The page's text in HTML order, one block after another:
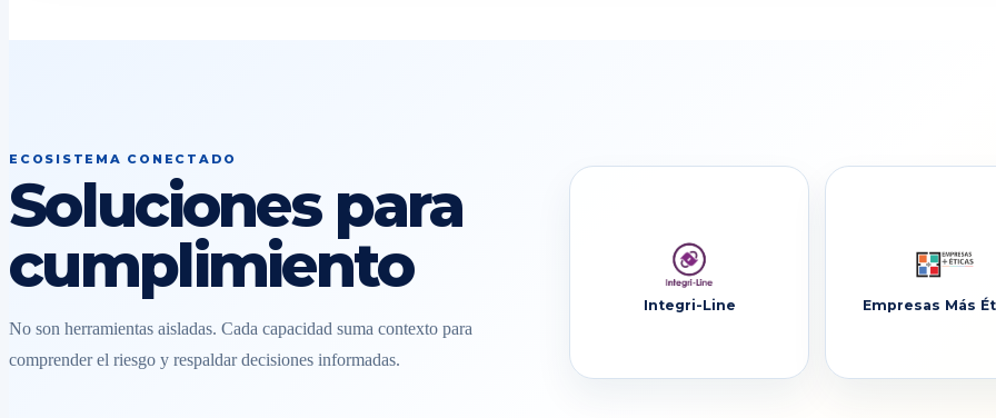
ECOSISTEMA CONECTADO
Soluciones para
cumplimiento
No son herramientas aisladas. Cada capacidad suma contexto para
comprender el riesgo y respaldar decisiones informadas.
Integri-Line Empresas Más